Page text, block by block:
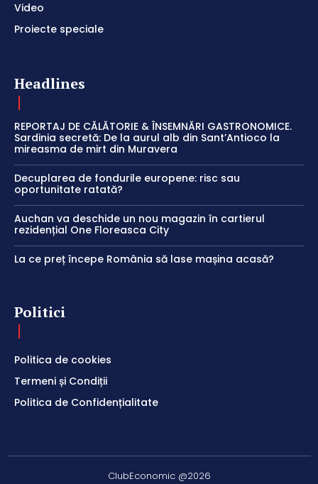
Video
Proiecte speciale
Headlines
REPORTAJ DE CĂLĂTORIE & ÎNSEMNĂRI GASTRONOMICE.
Sardinia secretă: De la aurul alb din Sant’Antioco la
mireasma de mirt din Muravera
Decuplarea de fondurile europene: risc sau
oportunitate ratată?
Auchan va deschide un nou magazin în cartierul
rezidențial One Floreasca City
La ce preț începe România să lase mașina acasă?
Politici
Politica de cookies
Termeni și Condiții
Politica de Confidențialitate
ClubEconomic @2026